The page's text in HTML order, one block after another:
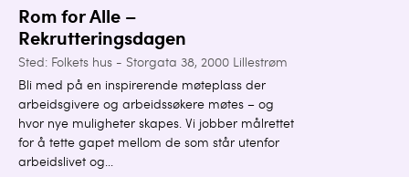
Rom for Alle –
Rekrutteringsdagen
Sted: Folkets hus - Storgata 38, 2000 Lillestrøm
Bli med på en inspirerende møteplass der
arbeidsgivere og arbeidssøkere møtes – og
hvor nye muligheter skapes. Vi jobber målrettet
for å tette gapet mellom de som står utenfor
arbeidslivet og...